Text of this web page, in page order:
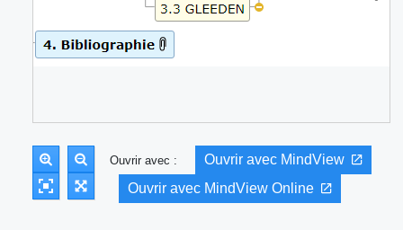
Ouvrir avec :
Ouvrir avec MindView
Ouvrir avec MindView Online